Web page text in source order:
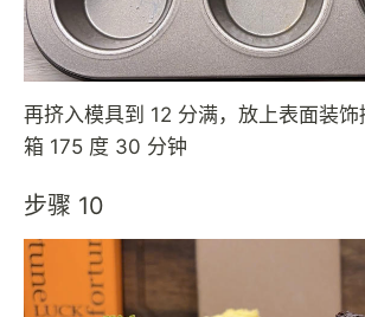
再挤入模具到 12 分满，放上表面装
箱 175 度 30 分钟
步骤 10